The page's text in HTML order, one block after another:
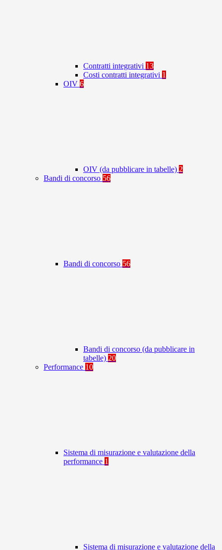
Contratti integrativi 13
Costi contratti integrativi 1
OIV 6
OIV (da pubblicare in tabelle) 2
Bandi di concorso 56
Bandi di concorso 56
Bandi di concorso (da pubblicare in
tabelle) 20
Performance 10
Sistema di misurazione e valutazione della
performance 1
Sistema di misurazione e valutazione della